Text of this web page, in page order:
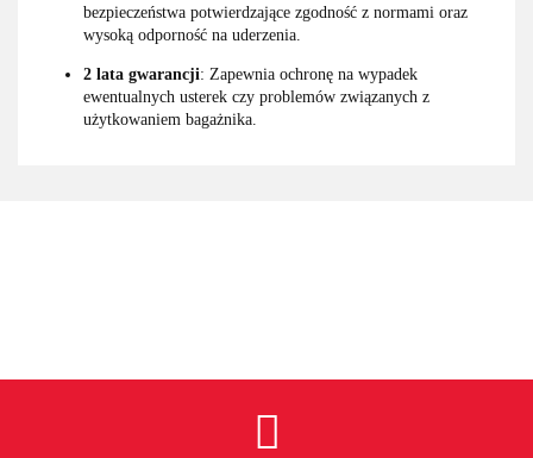
bezpieczeństwa potwierdzające zgodność z normami oraz
wysoką odporność na uderzenia.
2 lata gwarancji: Zapewnia ochronę na wypadek
ewentualnych usterek czy problemów związanych z
użytkowaniem bagażnika.